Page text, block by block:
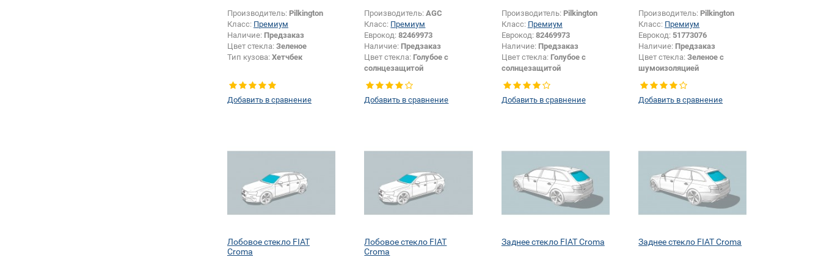
Производитель: Pilkington
Класс: Премиум
Наличие: Предзаказ
Цвет стекла: Зеленое
Тип кузова: Хетчбек
Добавить в сравнение
Производитель:AGC
Класс: Премиум
Еврокод:82469973
Наличие: Предзаказ
Цвет стекла: Голубое с
солнцезащитой
Тип стекла:Боковое стекло
левое
Добавить в сравнение
Производитель: Pilkington
Класс: Премиум
Еврокод: 82469973
Наличие: Предзаказ
Цвет стекла: Голубое с
солнцезащитой
Тип стекла:Боковое стекло
левое
Добавить в сравнение
Производитель: Pilkington
Класс: Премиум
Еврокод: 51773076
Наличие: Предзаказ
Цвет стекла:Зеленое с
шумоизоляцией
Изменение логотипа
безопасности +
Добавить в сравнение
Лобовое стекло FIAT
Croma
Лобовое стекло FIAT
Croma
Заднее стекло FIAT Croma Заднее стекло FIAT Croma